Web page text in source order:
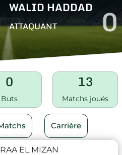
WALID HADDAD
ATTAQUANT 0
0
Buts
13
Matchs joués
Carrière
EL MIZAN